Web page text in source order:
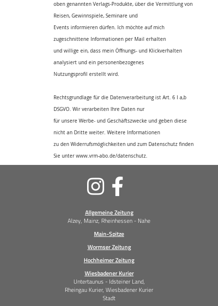
oben genannten Verlags-Produkte, über die Vermittlung von
Reisen, Gewinnspiele, Seminare und
Events informieren dürfen. Ich möchte auf mich
zugeschnittene Informationen per Mail erhalten
und willige ein, dass mein Öffnungs- und Klickverhalten
analysiert und ein personenbezogenes
Nutzungsprofil erstellt wird.
Rechtsgrundlage für die Datenverarbeitung ist Art. 6 I a,b
DSGVO. Wir verarbeiten Ihre Daten nur
für unsere Werbe- und Geschäftszwecke und geben diese
nicht an Dritte weiter. Weitere Informationen
zu den Widerrufsmöglichkeiten und zum Datenschutz finden
Sie unter www.vrm-abo.de/datenschutz.
Allgemeine Zeitung
Alzey, Mainz, Rheinhessen - Nahe
Main-Spitze
Wormser Zeitung
Hochheimer Zeitung
Wiesbadener Kurier
Untertaunus - Idsteiner Land,
Rheingau Kurier, Wiesbadener Kurier
Stadt
Soziale
Medien